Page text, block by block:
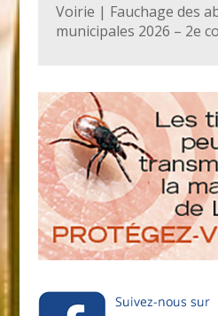
Voirie | Fauchage des
municipales 2026 – 2e